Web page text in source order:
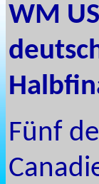
WM
Fünf